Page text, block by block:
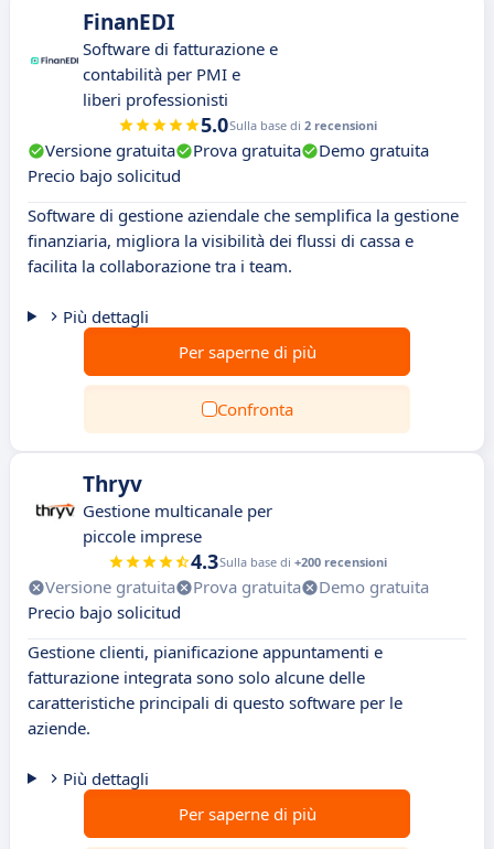
FinanEDI
Software di fatturazione e
contabilità per PMI e
liberi professionisti
5.0Sulla base di 2 recensioni
Versione gratuita Prova gratuita
Demo gratuita
Precio bajo solicitud
Software di gestione aziendale che semplifica la gestione
finanziaria, migliora la visibilità dei flussi di cassa e
facilita la collaborazione tra i team.
Più dettagli
Per saperne di più
Confronta
Thryv
Gestione multicanale per
piccole imprese
4.3Sulla base di +200 recensioni
Versione gratuita Prova gratuita
Demo gratuita
Precio bajo solicitud
Gestione clienti, pianificazione appuntamenti e
fatturazione integrata sono solo alcune delle
caratteristiche principali di questo software per le
aziende.
Più dettagli
Per saperne di più